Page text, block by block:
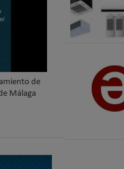
de
Málaga